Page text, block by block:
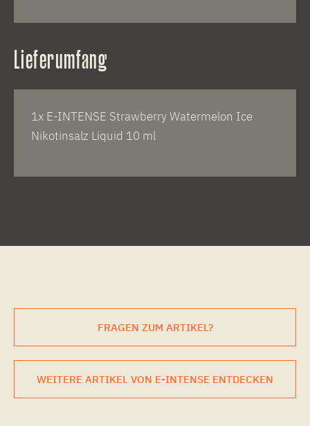
Lieferumfang
1x E-INTENSE Strawberry Watermelon Ice
Nikotinsalz Liquid 10 ml
FRAGEN ZUM ARTIKEL?
WEITERE ARTIKEL VON E-INTENSE ENTDECKEN